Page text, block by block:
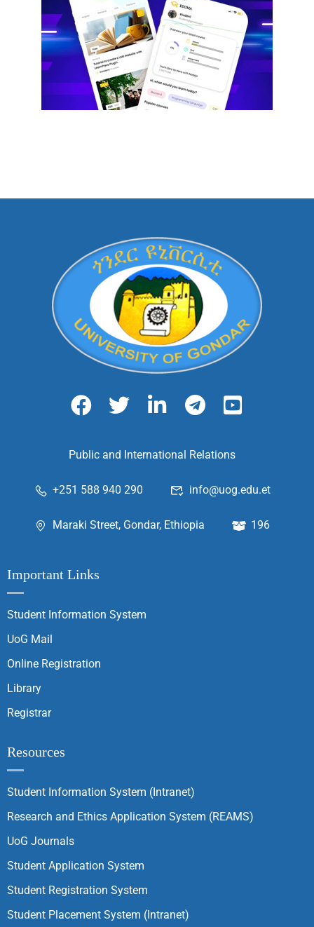
Public and International Relations
+251 588 940 290 info@uog.edu.et
Maraki Street, Gondar, Ethiopia 196
Important Links
Student Information System
UoG Mail
Online Registration
Library
Registrar
Resources
Student Information System (Intranet)
Research and Ethics Application System (REAMS)
UoG Journals
Student Application System
Student Registration System
Student Placement System (Intranet)